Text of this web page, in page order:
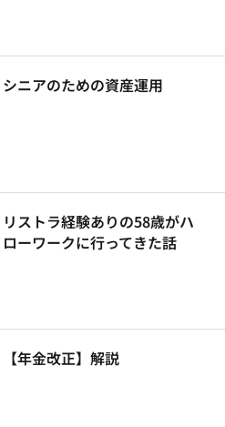
シニアのための資産運用
リストラ経験ありの58歳がハ
ローワークに行ってきた話
【年金改正】解説